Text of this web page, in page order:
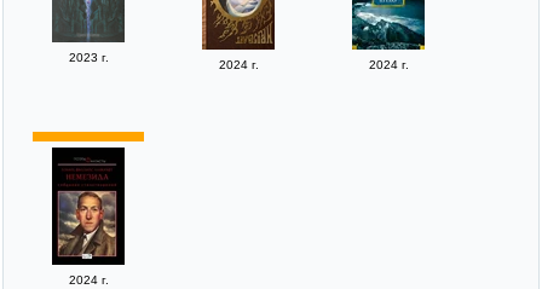
2023 г.
2024 г. 2024 г.
2024 г.